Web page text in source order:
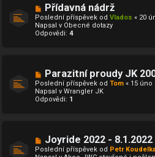
e
k
N
o
v
ý
p
p
ě
v
e
k
Přídavná nádrž
Poslední příspěvek od Vlados « 20
Napsal v Obecné dotazy
Odpovědi: 4
N
o
v
ý
p
ě
v
Parazitní proudy JK
Poslední příspěvek od Tom « 15 úno
Napsal v Wrangler JK
Odpovědi: 1
o
v
Joyride 2022 - 8.1.2022
Poslední příspěvek od Petr